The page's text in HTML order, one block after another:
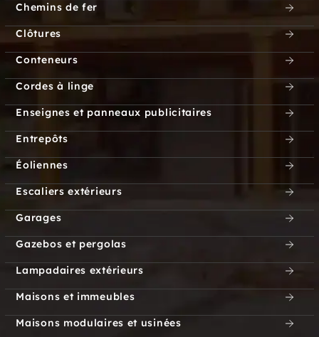
Chemins de fer
Clôtures
Conteneurs
Cordes à linge
Enseignes et panneaux publicitaires
Entrepôts
Éoliennes
Escaliers extérieurs
Garages
Gazebos et pergolas
Lampadaires extérieurs
Maisons et immeubles
Maisons modulaires et usinées